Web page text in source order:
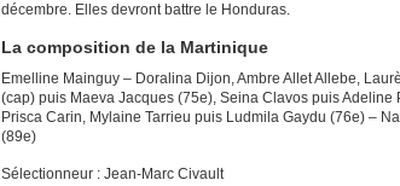
décembre. Elles devront battre le Honduras.
La composition de la Martinique
Emelline Mainguy – Doralina Dijon, Ambre Allet Allebe,
(cap) puis Maeva Jacques (75e), Seina Clavos puis
Prisca Carin, Mylaine Tarrieu puis Ludmila Gaydu (76e) –
(89e)
Sélectionneur : Jean-Marc Civault